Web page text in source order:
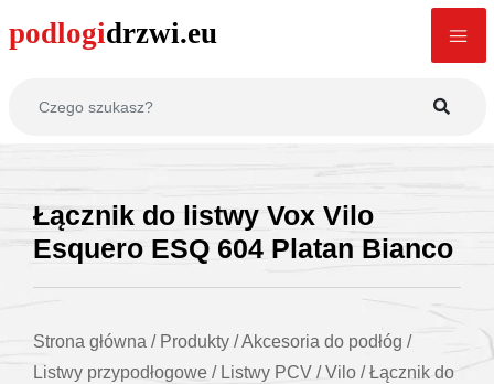
Łącznik do listwy Vox Vilo
Esquero ESQ 604 Platan Bianco
Strona główna / Produkty /Akcesoria do podłóg /
Listwy przypodłogowe / Listwy PCV /Vilo /Łącznik do